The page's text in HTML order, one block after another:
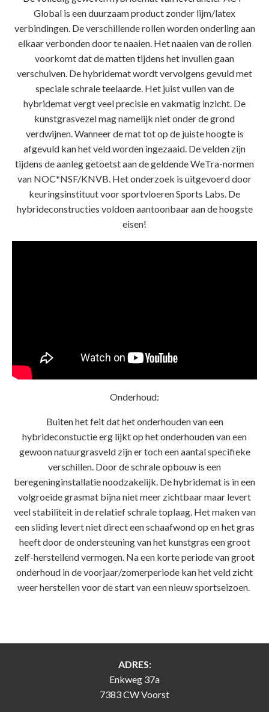
Global is een duurzaam product zonder lijm/latex
verbindingen. De verschillende rollen worden onderling aan
elkaar verbonden door te naaien. Het naaien van de rollen
voorkomt dat de matten tijdens het invullen gaan
verschuiven. De hybridemat wordt vervolgens gevuld met
speciale schrale teelaarde. Het juist vullen van de
hybridemat vergt veel precisie en vakmatig inzicht. De
kunstgrasvezel mag namelijk niet onder de grond
verdwijnen. Wanneer de mat tot op de juiste hoogte is
afgevuld kan het veld worden ingezaaid. De velden zijn
tijdens de aanleg getoetst aan de geldende WeTra-normen
van NOC*NSF/KNVB. Het onderzoek is uitgevoerd door
keuringsinstituut voor sportvloeren Sports Labs. De
hybrideconstructies voldoen aantoonbaar aan de hoogste
eisen!
Onderhoud:
Buiten het feit dat het onderhouden van een
hybrideconstuctie erg lijkt op het onderhouden van een
gewoon natuurgrasveld zijn er toch een aantal specifieke
verschillen. Door de schrale opbouw is een
beregeninginstallatie noodzakelijk. De hybridemat is in een
volgroeide grasmat bijna niet meer zichtbaar maar levert
veel stabiliteit in de relatief schrale toplaag. Het maken van
een sliding levert niet direct een schaafwond op en het gras
heeft door de ondersteuning van het kunstgras een groot
zelf-herstellend vermogen. Na een korte periode van groot
onderhoud in de voorjaar/zomerperiode kan het veld zicht
weer herstellen voor de start van een nieuw sportseizoen.
ADRES:
Enkweg 37a
7383 CW Voorst